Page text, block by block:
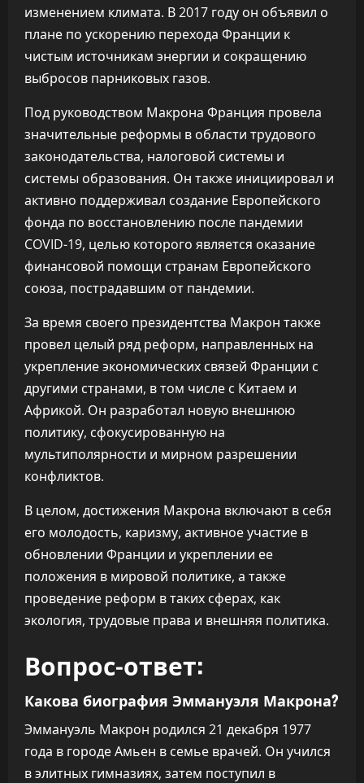
изменением климата. В 2017 году он объявил о
плане по ускорению перехода Франции к
чистым источникам энергии и сокращению
выбросов парниковых газов.
Под руководством Макрона Франция провела
значительные реформы в области трудового
законодательства, налоговой системы и
системы образования. Он также инициировал и
активно поддерживал создание Европейского
фонда по восстановлению после пандемии
COVID-19, целью которого является оказание
финансовой помощи странам Европейского
союза, пострадавшим от пандемии.
За время своего президентства Макрон также
провел целый ряд реформ, направленных на
укрепление экономических связей Франции с
другими странами, в том числе с Китаем и
Африкой. Он разработал новую внешнюю
политику, сфокусированную на
мультиполярности и мирном разрешении
конфликтов.
В целом, достижения Макрона включают в себя
его молодость, каризму, активное участие в
обновлении Франции и укреплении ее
положения в мировой политике, а также
проведение реформ в таких сферах, как
экология, трудовые права и внешняя политика.
Вопрос-ответ:
Какова биография Эммануэля Макрона?
Эммануэль Макрон родился 21 декабря 1977
года в городе Амьен в семье врачей. Он учился
в элитных гимназиях, затем поступил в